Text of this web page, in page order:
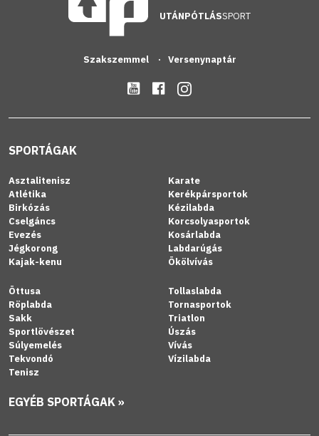
UTÁNPÓTLÁSSPORT
Szakszemmel Versenynaptár
SPORTÁGAK
Asztalitenisz
Atlétika
Birkózás
Cselgáncs
Evezés
Jégkorong
Kajak-kenu
Karate
Kerékpársportok
Kézilabda
Korcsolyasportok
Kosárlabda
Labdarúgás
Ökölvívás
Öttusa
Röplabda
Sakk
Sportlövészet
Súlyemelés
Tekvondó
Tenisz
Tollaslabda
Tornasportok
Triatlon
Úszás
Vívás
Vízilabda
EGYÉB SPORTÁGAK »